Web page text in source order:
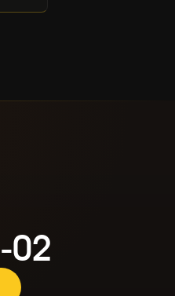
-02